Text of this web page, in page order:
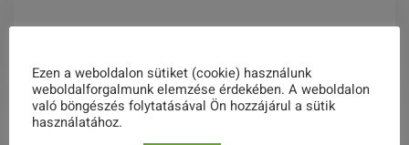
Ezen a weboldalon sütiket (cookie) használunk
weboldalforgalmunk elemzése érdekében. A weboldalon
való böngészés folytatásával Ön hozzájárul a sütik
használatához.